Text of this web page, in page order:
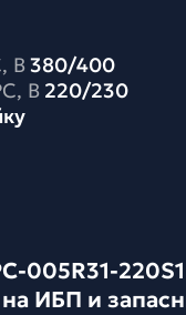
В380/400
В 220/230
005R31-220S1
ИБП и